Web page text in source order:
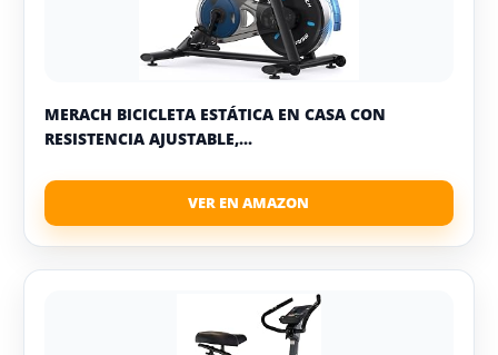
MERACH BICICLETA ESTÁTICA EN CASA CON
RESISTENCIA AJUSTABLE,...